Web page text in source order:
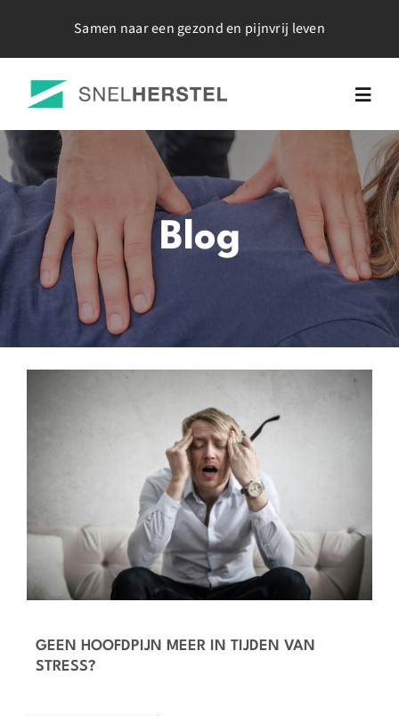
Samen naar een gezond en pijnvrij leven
Home
Over Mij
Werkwijze
Tarieven
Blog
GEEN HOOFDPIJN MEER IN TIJDEN VAN
STRESS?